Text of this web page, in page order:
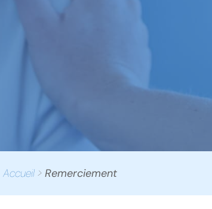
Accueil> Remerciement